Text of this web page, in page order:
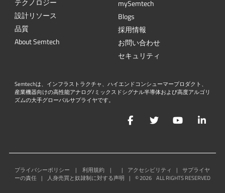
テクノロジー
設計リソース
品質
About Semtech
mySemtech
Blogs
採用情報
お問い合わせ
セキュリティ
Semtechは、インフラストラクチャ、ハイエンドコンシューマープロダクト、
産業機器向けの高性能アナログ/ミックスドシグナル半導体および高度アルゴリ
ズムの大手グローバルサプライヤです。
FacebookTwitterYouTube
プライバシーポリシー | 利用規約 | | アクセシビリティ |
サプライヤ
ーの責任
| 人身売買と奴隷制に対する声明 | ©2026 ALL RIGHTS RESERVED